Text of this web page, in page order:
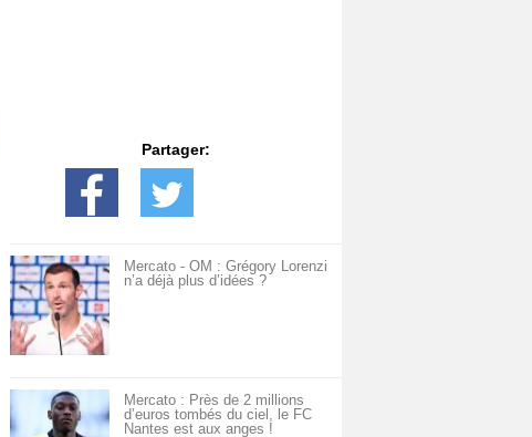
Partager:
Mercato - OM : Grégory Lorenzi
n’a déjà plus d’idées ?
Mercato : Près de 2 millions
d’euros tombés du ciel, le FC
Nantes est aux anges !